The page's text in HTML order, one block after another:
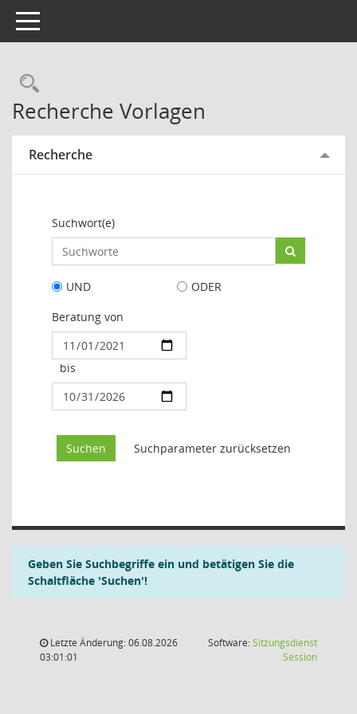
Toggle navigation
Rechercheauswahl
Recherche Vorlagen
Recherche
Suchwort(e)
UND
ODER
Beratung von
bis
Geben Sie Suchbegriffe ein und betätigen Sie die
Schaltfläche 'Suchen'!
Letzte Änderung: 06.08.2026
03:01:01
Software:Sitzungsdienst
Session(Wird in